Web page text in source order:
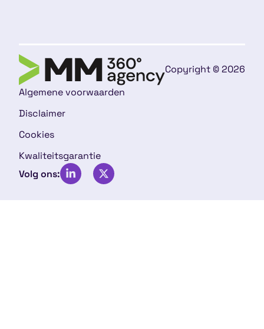
Copyright © 2026
Algemene voorwaarden
Disclaimer
Cookies
Kwaliteitsgarantie
Volg ons: